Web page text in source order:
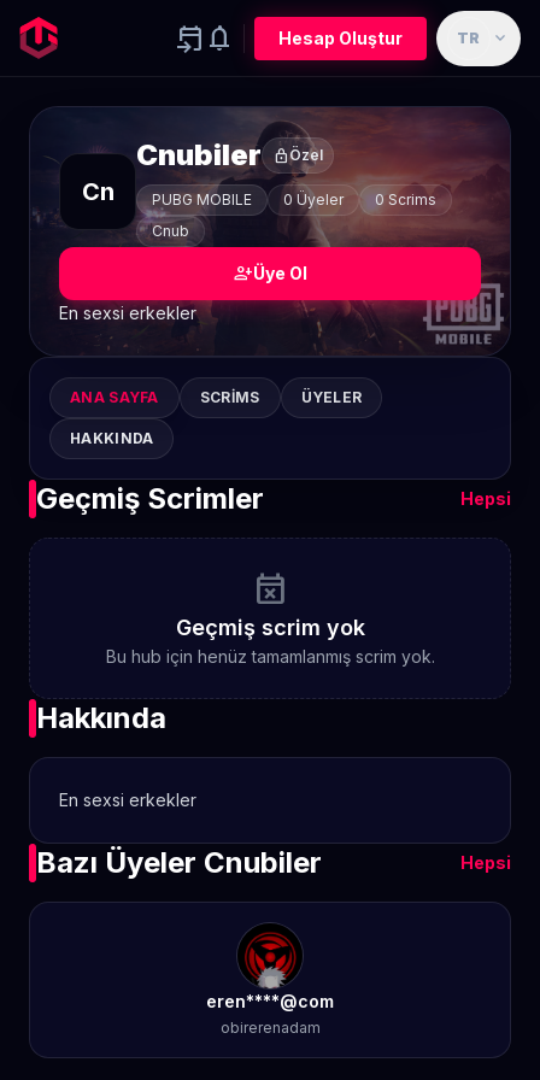
event_upcoming notifications Hesap Oluştur TR expand_more
Cn
Cnubiler lockÖzel
PUBG MOBILE 0 Üyeler
0 Scrims
Cnub
person_addÜye Ol
En sexsi erkekler
ANA SAYFA SCRIMS ÜYELER
HAKKINDA
Geçmiş Scrimler Hepsi
event_busy
Geçmiş scrim yok
Bu hub için henüz tamamlanmış scrim yok.
Hakkında
En sexsi erkekler
Bazı Üyeler Cnubiler Hepsi
eren****@com
obirerenadam